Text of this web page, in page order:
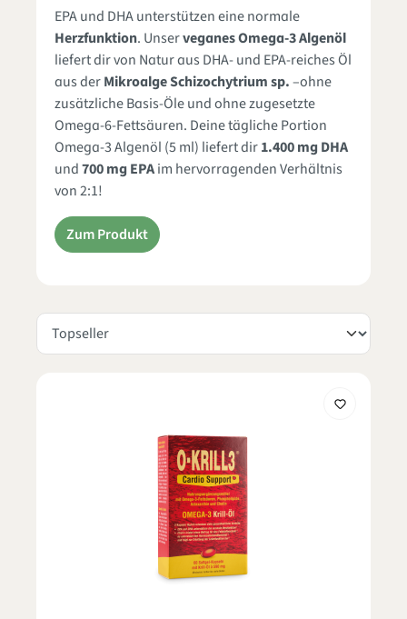
EPA und DHA unterstützen eine normale
Herzfunktion. Unserveganes Omega-3 Algenöl
liefert dir von Natur aus DHA- und EPA-reiches Öl
aus derMikroalge Schizochytriumsp.–ohne
zusätzliche Basis-Öle und ohne zugesetzte
Omega-6-Fettsäuren. Deine tägliche Portion
Omega-3 Algenöl (5 ml) liefert dir1.400 mg DHA
und700 mg EPAim hervorragenden Verhältnis
von 2:1!
Zum Produkt